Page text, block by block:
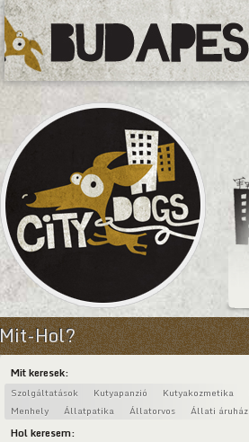
Mit-Hol?
Mit keresek:
Szolgáltatások Kutyapanzió Kutyakozmetika
Menhely
Állatpatika Állatorvos Állati áruház
Hol keresem: